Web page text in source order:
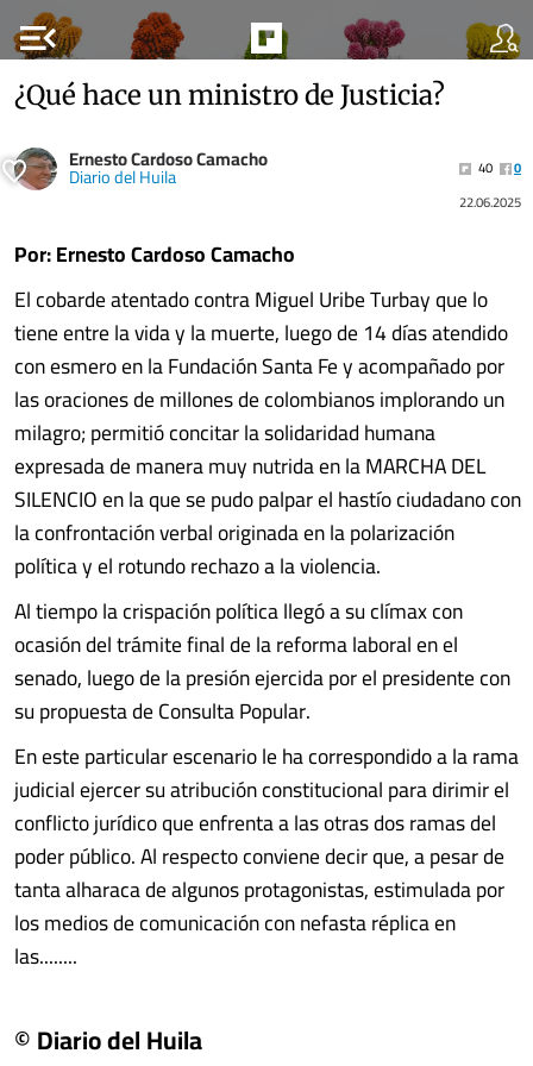
menu_open
¿Qué hace un ministro de Justicia?
Ernesto Cardoso Camacho
Diario del Huila 40
0
22.06.2025
Por: Ernesto Cardoso Camacho
El cobarde atentado contra Miguel Uribe Turbay que lo
tiene entre la vida y la muerte, luego de 14 días atendido
con esmero en la Fundación Santa Fe y acompañado por
las oraciones de millones de colombianos implorando un
milagro; permitió concitar la solidaridad humana
expresada de manera muy nutrida en la MARCHA DEL
SILENCIO en la que se pudo palpar el hastío ciudadano con
la confrontación verbal originada en la polarización
política y el rotundo rechazo a la violencia.
Al tiempo la crispación política llegó a su clímax con
ocasión del trámite final de la reforma laboral en el
senado, luego de la presión ejercida por el presidente con
su propuesta de Consulta Popular.
En este particular escenario le ha correspondido a la rama
judicial ejercer su atribución constitucional para dirimir el
conflicto jurídico que enfrenta a las otras dos ramas del
poder público. Al respecto conviene decir que, a pesar de
tanta alharaca de algunos protagonistas, estimulada por
los medios de comunicación con nefasta réplica en
las........
© Diario del Huila